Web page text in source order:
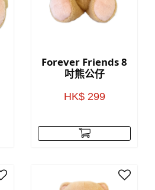
Forever Friends 8
吋熊公仔
HK$ 299